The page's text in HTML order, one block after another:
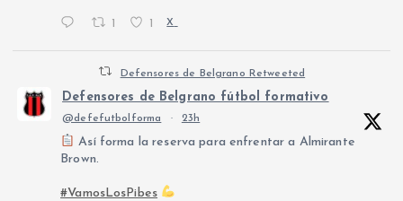
1 1 X
Defensores de Belgrano Retweeted
Defensores de Belgrano fútbol formativo
@defefutbolforma · 23h
Así forma la reserva para enfrentar a Almirante
Brown.
#VamosLosPibes